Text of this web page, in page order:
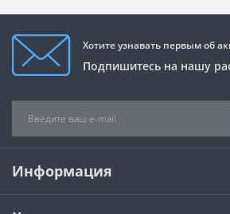
Хотите узнавать первым об
Подпишитесь на нашу
Информация